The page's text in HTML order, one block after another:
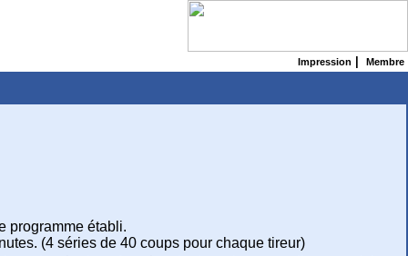
Impression Membre
programme établi.
(4 séries de 40 coups pour chaque tireur)